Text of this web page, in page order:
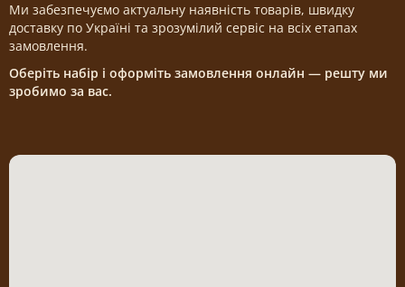
Ми забезпечуємо актуальну наявність товарів, швидку
доставку по Україні та зрозумілий сервіс на всіх етапах
замовлення.
Оберіть набір і оформіть замовлення онлайн — решту ми
зробимо за вас.